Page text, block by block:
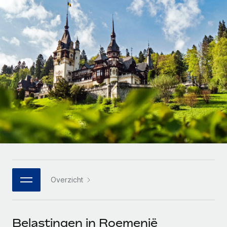
Zzp'ers internationaal onboarden en beheren
PEO
Ingewikkelde HR-taken eenvoudig uitbesteden
INFRASTRUCTUUR
Remote Embedded
HR naadloos in workflows integreren
Platform
Ingebouwde essentiële HR-functies voor je team
Integraties
GROEIFASE
Start-ups
Flexibele global HR en payroll solutions voor groeiende
bedrijven
Mid-market
Teams uitbreiden met HR solutions op maat
Enterprise
Global HR voor grote bedrijven
WERK MET ONS SAMEN
Strategische technologiepartners
Een partner worden
Betalingscalculator voor zzp'ers
Ontdek valuta-opties en betaalsnelheden voor
internationale zzp'ers
LEREN MET REMOTE
Onderzoek en gidsen
Casestudy's
HR-woordenlijst
Checklists en templates
Webinars
Nederlands
Français
Deutsch
Español
Italiano
Português (Portugal)
日本語
한국어
Inloggen
Overzicht
Belastingen in Roemenië